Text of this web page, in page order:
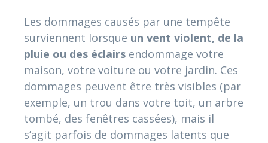
Les dommages causés par une tempête
surviennent lorsque un vent violent, de la
pluie ou des éclairs endommage votre
maison, votre voiture ou votre jardin. Ces
dommages peuvent être très visibles (par
exemple, un trou dans votre toit, un arbre
tombé, des fenêtres cassées), mais il
s’agit parfois de dommages latents que